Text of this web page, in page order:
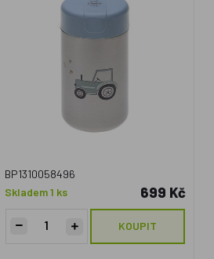
BP1310058496
Skladem 1 ks
699 Kč
KOUPIT